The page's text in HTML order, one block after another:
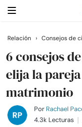
Buscar
Casarse
Relaciones
Relación › Consejos de
6 consejos
elija la
matrimonio
Por Rachael
4.3k Lecturas